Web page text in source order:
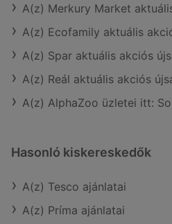
A(z) Merkury Market
A(z) Ecofamily aktuális
A(z) Spar aktuális akciós
A(z) Reál aktuális akciós
A(z) AlphaZoo üzletei itt:
Hasonló kiskereskedők
A(z) Tesco ajánlatai
A(z) Príma ajánlatai